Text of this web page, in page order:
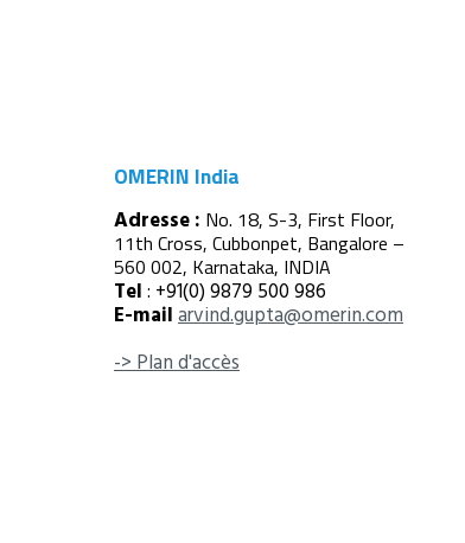
OMERIN India
Adresse : No. 18, S-3, First Floor,
11th Cross, Cubbonpet, Bangalore –
560 002, Karnataka, INDIA
Tel : +91(0) 9879 500 986
E-mail arvind.gupta@omerin.com
-> Plan d'accès